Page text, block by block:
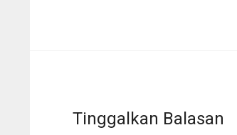
Tinggalkan Balasan